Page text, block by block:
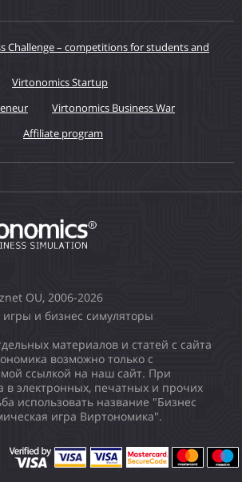
Challenge – competitions for students and
Virtonomics Startup
Virtonomics Business War
Affiliate program
OU, 2006-2026
игры и бизнес симуляторы
материалов и статей с сайта
возможно только с
ссылкой на наш сайт. При
в электронных, печатных и прочих
использовать название "Бизнес
игра Виртономика".